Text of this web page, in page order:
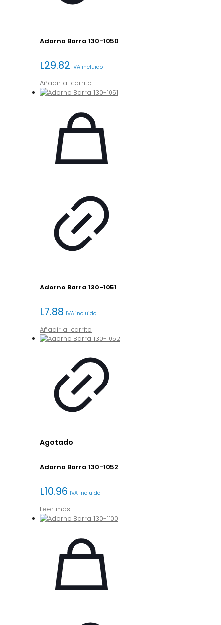
Adorno Barra 130-1050
L29.82 IVA incluido
Añadir al carrito
Adorno Barra 130-1051
L7.88 IVA incluido
Añadir al carrito
Agotado
Adorno Barra 130-1052
L10.96 IVA incluido
Leer más